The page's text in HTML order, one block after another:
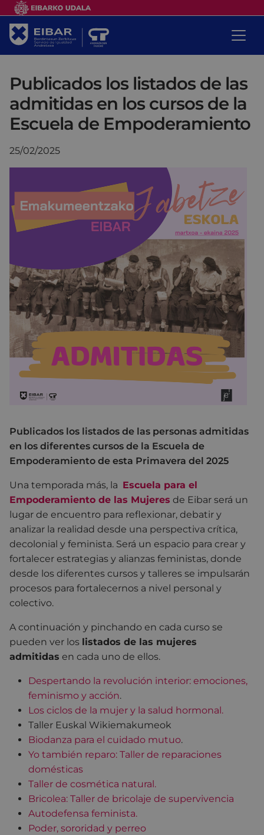
Publicados los listados de las
admitidas en los cursos de la
Escuela de Empoderamiento
25/02/2025
Publicados los listados de las personas admitidas
en los diferentes cursos de la Escuela de
Empoderamiento de esta Primavera del 2025
Una temporada más, la Escuela para el
Empoderamiento de las Mujeres de Eibar será un
lugar de encuentro para reflexionar, debatir y
analizar la realidad desde una perspectiva crítica,
decolonial y feminista. Será un espacio para crear y
fortalecer estrategias y alianzas feministas, donde
desde los diferentes cursos y talleres se impulsarán
procesos para fortalecernos a nivel personal y
colectivo.
A continuación y pinchando en cada curso se
pueden ver los istados de las mujeres
admitidas en cada uno de ellos.
Despertando la revolución interior: emociones,
feminismo y acción.
Los ciclos de la mujer y la salud hormonal.
Taller Euskal Wikiemakumeok
Biodanza para el cuidado mutuo.
Yo también reparo: Taller de reparaciones
domésticas
Taller de cosmética natural.
Bricolea: Taller de bricolaje de supervivencia
Autodefensa feminista.
Poder, sororidad y perreo